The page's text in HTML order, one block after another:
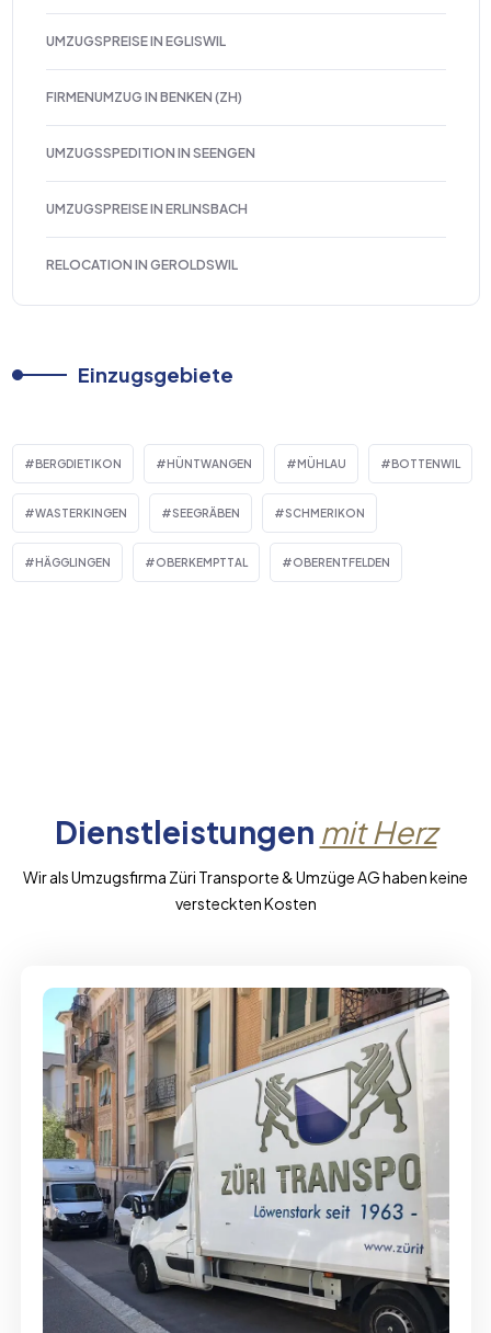
UMZUGSPREISE IN EGLISWIL
FIRMENUMZUG IN BENKEN (ZH)
UMZUGSSPEDITION IN SEENGEN
UMZUGSPREISE IN ERLINSBACH
RELOCATION IN GEROLDSWIL
Einzugsgebiete
BERGDIETIKON HÜNTWANGEN MÜHLAU BOTTENWIL
WASTERKINGEN SEEGRÄBEN SCHMERIKON
HÄGGLINGEN OBERKEMPTTAL OBERENTFELDEN
Dienstleistungen mit Herz
Wir als Umzugsfirma Züri Transporte & Umzüge AG haben keine
versteckten Kosten